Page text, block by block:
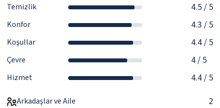
Temizlik 4.5/ 5
Konfor 4.3 / 5
Koşullar 4.4/ 5
Çevre 4/ 5
Hizmet 4.4/ 5
Arkadaşlar ve Aile 2